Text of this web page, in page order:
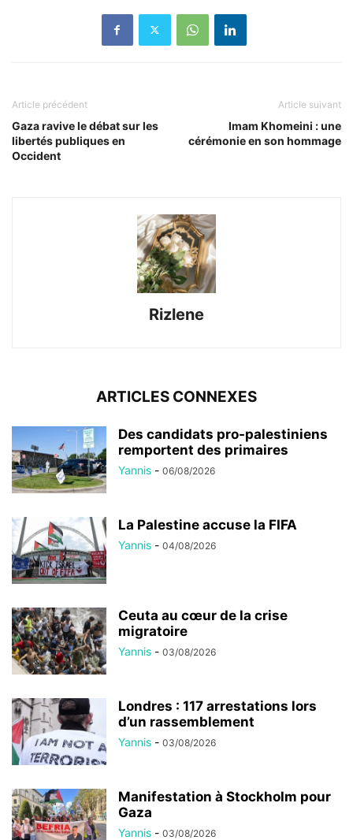
Article précédent
Gaza ravive le débat sur les
libertés publiques en
Occident
Article suivant
Imam Khomeini : une
cérémonie en son hommage
Rizlene
ARTICLES CONNEXES
Des candidats pro-palestiniens
remportent des primaires
Yannis - 06/08/2026
La Palestine accuse la FIFA
Yannis - 04/08/2026
Ceuta au cœur de la crise
migratoire
Yannis - 03/08/2026
Londres : 117 arrestations lors
d’un rassemblement
Yannis - 03/08/2026
Manifestation à Stockholm pour
Gaza
Yannis - 03/08/2026